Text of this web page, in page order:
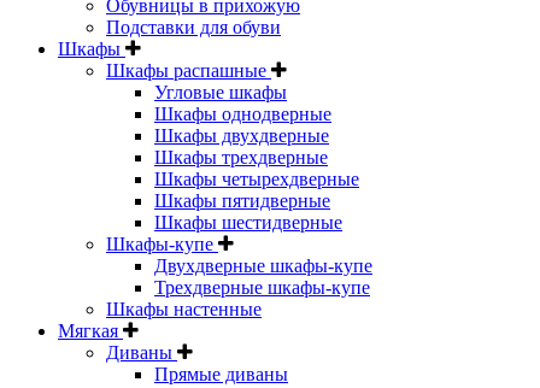
Обувницы в прихожую
Подставки для обуви
Шкафы
Шкафы распашные
Угловые шкафы
Шкафы однодверные
Шкафы двухдверные
Шкафы трехдверные
Шкафы четырехдверные
Шкафы пятидверные
Шкафы шестидверные
Шкафы-купе
Двухдверные шкафы-купе
Трехдверные шкафы-купе
Шкафы настенные
Мягкая
Диваны
Прямые диваны